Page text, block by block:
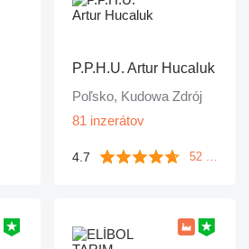
P.P.H.U. Artur Hucaluk
Poľsko, Kudowa Zdrój
81 inzerátov
4.7 52 recenzií